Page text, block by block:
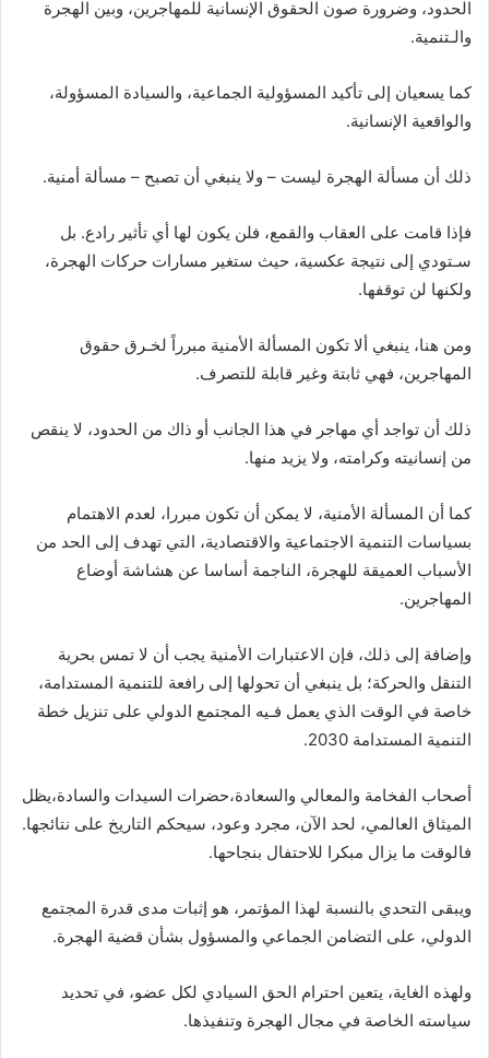
الحدود، وضرورة صون الحقوق الإنسانية للمهاجرين، وبين الهجرة
والـتنمية.
كما يسعيان إلى تأكيد المسؤولية الجماعية، والسيادة المسؤولة،
والواقعية الإنسانية.
ذلك أن مسألة الهجرة ليست – ولا ينبغي أن تصبح – مسألة أمنية.
فإذا قامت على العقاب والقمع، فلن يكون لها أي تأثير رادع. بل
سـتودي إلى نتيجة عكسية، حيث ستغير مسارات حركات الهجرة،
ولكنها لن توقفها.
ومن هنا، ينبغي ألا تكون المسألة الأمنية مبرراً لخـرق حقوق
المهاجرين، فهي ثابتة وغير قابلة للتصرف.
ذلك أن تواجد أي مهاجر في هذا الجانب أو ذاك من الحدود، لا ينقص
من إنسانيته وكرامته، ولا يزيد منها.
كما أن المسألة الأمنية، لا يمكن أن تكون مبررا، لعدم الاهتمام
بسياسات التنمية الاجتماعية والاقتصادية، التي تهدف إلى الحد من
الأسباب العميقة للهجرة، الناجمة أساسا عن هشاشة أوضاع
المهاجرين.
وإضافة إلى ذلك، فإن الاعتبارات الأمنية يجب أن لا تمس بحرية
التنقل والحركة؛ بل ينبغي أن تحولها إلى رافعة للتنمية المستدامة،
خاصة في الوقت الذي يعمل فـيه المجتمع الدولي على تنزيل خطة
التنمية المستدامة 2030.
أصحاب الفخامة والمعالي والسعادة،حضرات السيدات والسادة،يظل
الميثاق العالمي، لحد الآن، مجرد وعود، سيحكم التاريخ على نتائجها.
فالوقت ما يزال مبكرا للاحتفال بنجاحها.
ويبقى التحدي بالنسبة لهذا المؤتمر، هو إثبات مدى قدرة المجتمع
الدولي، على التضامن الجماعي والمسؤول بشأن قضية الهجرة.
ولهذه الغاية، يتعين احترام الحق السيادي لكل عضو، في تحديد
سياسته الخاصة في مجال الهجرة وتنفيذها.